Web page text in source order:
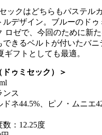
ックはどちらもパステル
ルデザイン。ブルーのド
ロゼで、今回のために新
できるベルトが付いたバ
ギフトとしても最適。
ドゥミセック）＞
ンス
ネ44.5%、ピノ・ムニエ
：12.25度